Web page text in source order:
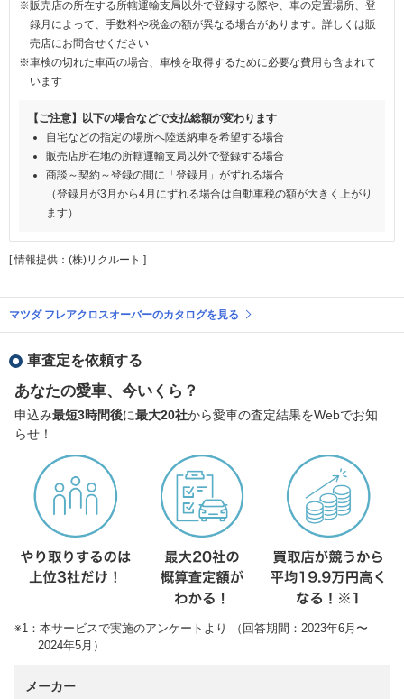
※販売店の所在する所轄運輸支局以外で登録する際や、車の定置場所、登
録月によって、手数料や税金の額が異なる場合があります。詳しくは販
売店にお問合せください
※車検の切れた車両の場合、車検を取得するために必要な費用も含まれて
います
【ご注意】以下の場合などで支払総額が変わります
自宅などの指定の場所へ陸送納車を希望する場合
販売店所在地の所轄運輸支局以外で登録する場合
商談～契約～登録の間に「登録月」がずれる場合
（登録月が3月から4月にずれる場合は自動車税の額が大きく上がり
ます）
[ 情報提供：(株)リクルート ]
マツダ フレアクロスオーバーのカタログを見る
車査定を依頼する
あなたの愛車、今いくら？
申込み最短3時間後に最大20社から愛車の査定結果をWebでお知
らせ！
※1：本サービスで実施のアンケートより （回答期間：2023年6月〜
2024年5月）
メーカー